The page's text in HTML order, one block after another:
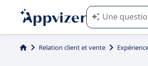
L'IA de
Relation client et vente